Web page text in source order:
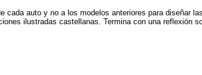
cada auto y no a los modelos anteriores para diseñar
ilustradas castellanas. Termina con una reflexión